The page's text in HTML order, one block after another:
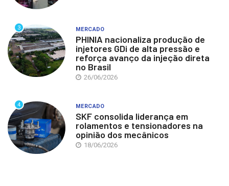
3 MERCADO
PHINIA nacionaliza produção de
injetores GDi de alta pressão e
reforça avanço da injeção direta
no Brasil
26/06/2026
4 MERCADO
SKF consolida liderança em
rolamentos e tensionadores na
opinião dos mecânicos
18/06/2026